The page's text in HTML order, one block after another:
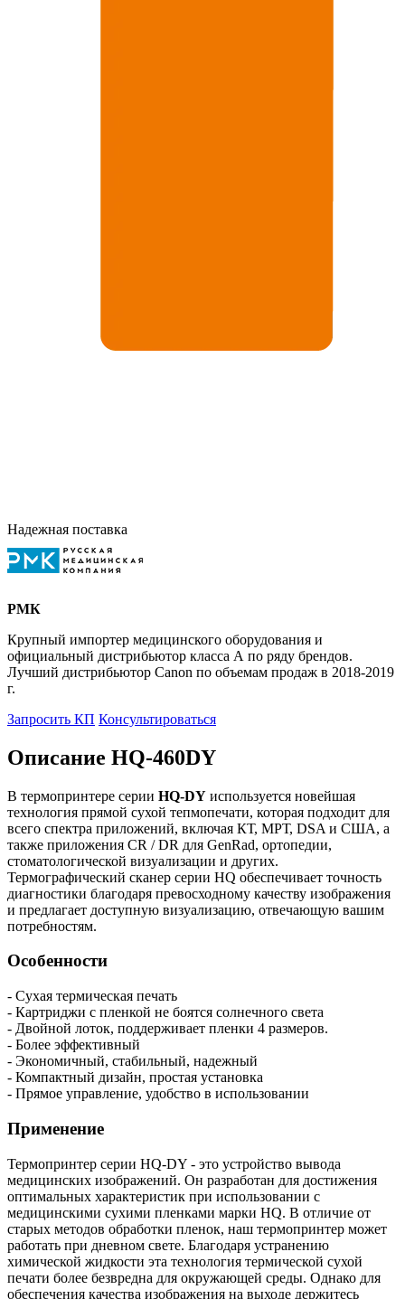
Надежная поставка
РМК
Крупный импортер медицинского оборудования и
официальный дистрибьютор класса А по ряду брендов.
Лучший дистрибьютор Canon по объемам продаж в 2018-2019
г.
Запросить КП Консультироваться
Описание HQ-460DY
В термопринтере серии HQ-DY используется новейшая
технология прямой сухой тепмопечати, которая подходит для
всего спектра приложений, включая КТ, МРТ, DSA и США, а
также приложения CR / DR для GenRad, ортопедии,
стоматологической визуализации и других.
Термографический сканер серии HQ обеспечивает точность
диагностики благодаря превосходному качеству изображения
и предлагает доступную визуализацию, отвечающую вашим
потребностям.
Особенности
- Сухая термическая печать
- Картриджи с пленкой не боятся солнечного света
- Двойной лоток, поддерживает пленки 4 размеров.
- Более эффективный
- Экономичный, стабильный, надежный
- Компактный дизайн, простая установка
- Прямое управление, удобство в использовании
Применение
Термопринтер серии HQ-DY - это устройство вывода
медицинских изображений. Он разработан для достижения
оптимальных характеристик при использовании с
медицинскими сухими пленками марки HQ. В отличие от
старых методов обработки пленок, наш термопринтер может
работать при дневном свете. Благодаря устранению
химической жидкости эта технология термической сухой
печати более безвредна для окружающей среды. Однако для
обеспечения качества изображения на выходе держитесь